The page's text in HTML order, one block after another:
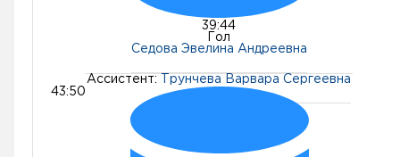
39:44
Гол
Седова Эвелина Андреевна
Ассистент:
Трунчева Варвара Сергеевна
43:50